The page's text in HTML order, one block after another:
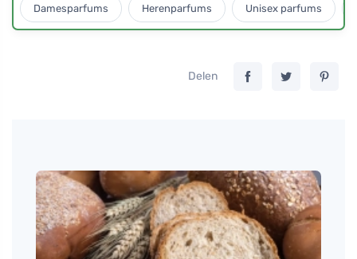
Damesparfums Herenparfums Unisex parfums
Delen